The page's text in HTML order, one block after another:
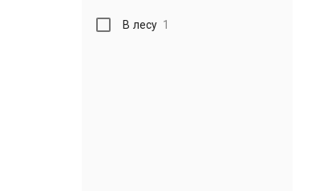
В лесу 1